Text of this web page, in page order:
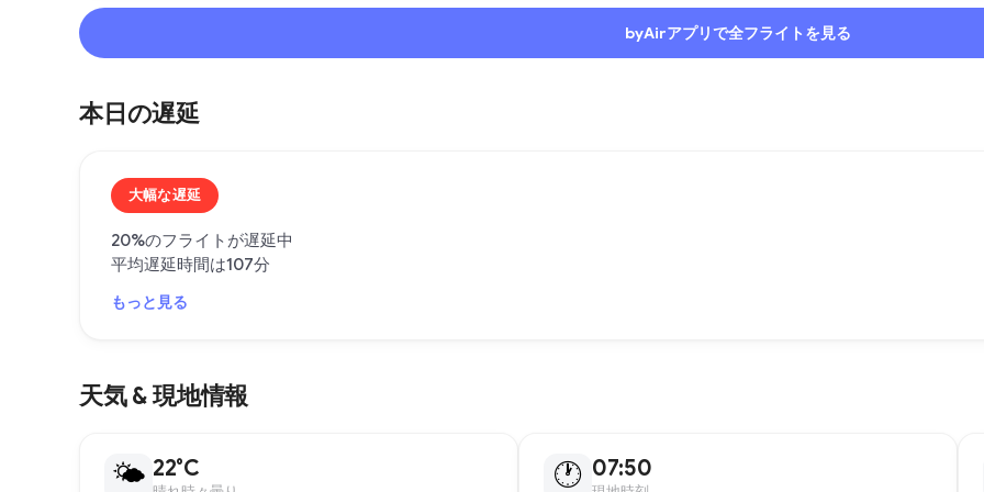
byAirアプリで全フライトを見る
本日の遅延
大幅な遅延
20%のフライトが遅延中
平均遅延時間は107分
もっと見る
天気 & 現地情報
🌤 22°C 🕐 07:50